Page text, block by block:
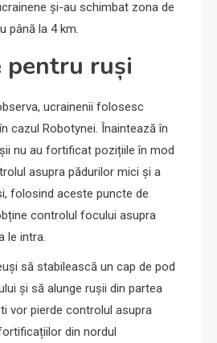
și-au schimbat zona de
până la 4 km.
pentru ruși
ucrainenii folosesc
cazul Robotynei. Înaintează în
nu au fortificat pozițiile în mod
asupra pădurilor mici și a
folosind aceste puncte de
controlul focului asupra
le intra.
să stabilească un cap de pod
și să alunge rușii din partea
vor pierde controlul asupra
din nordul